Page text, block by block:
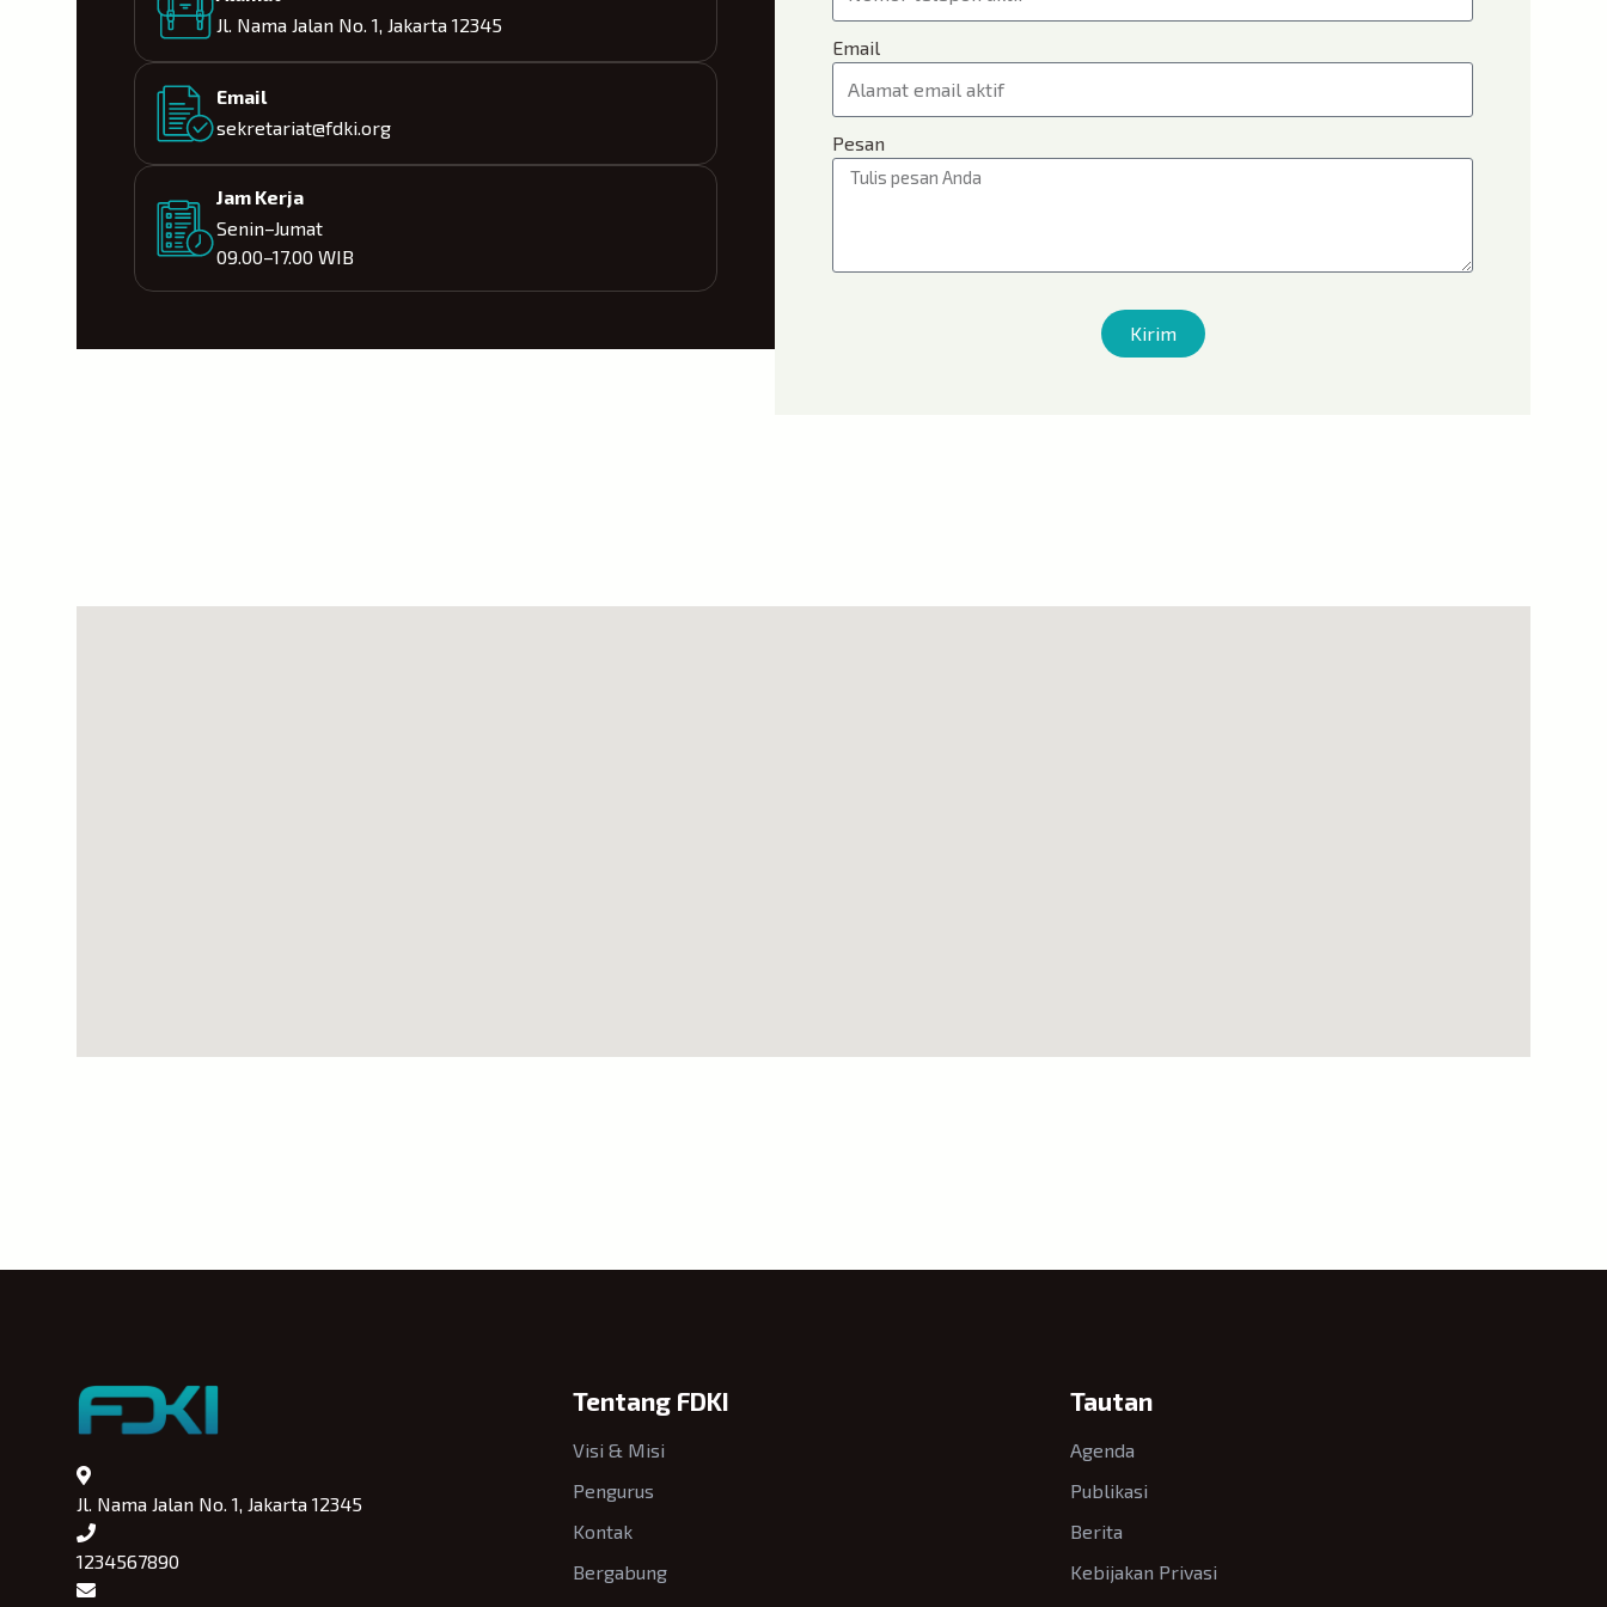
Jl. Nama Jalan No. 1, Jakarta 12345
Email
sekretariat@fdki.org
Jam Kerja
Senin–Jumat
09.00–17.00 WIB
Email
Pesan
Kirim
Jl. Nama Jalan No. 1, Jakarta 12345
1234567890
Tentang FDKI
Visi & Misi
Pengurus
Kontak
Bergabung
Tautan
Agenda
Publikasi
Berita
Kebijakan Privasi